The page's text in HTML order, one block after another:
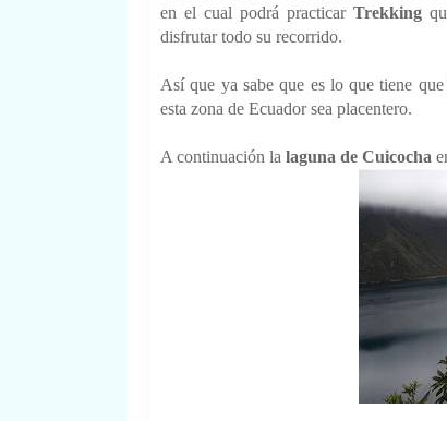
en el cual podrá practicarTrekking
disfrutar todo su recorrido.
Así que ya sabe que es lo que tiene
esta zona de Ecuador sea placentero.
A continuación la laguna de Cuicocha